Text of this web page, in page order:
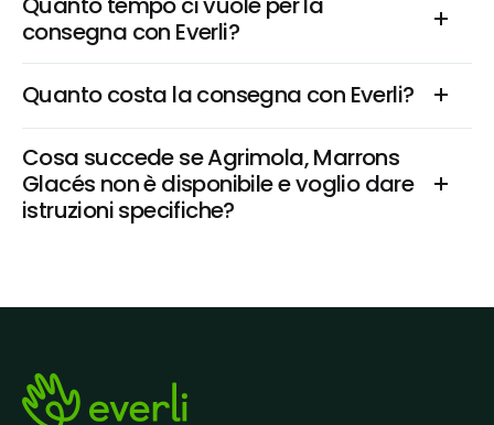
consegna con Everli?
Quanto costa la consegna con Everli?
Cosa succede se Agrimola, Marrons
Glacés non è disponibile e voglio dare
istruzioni specifiche?